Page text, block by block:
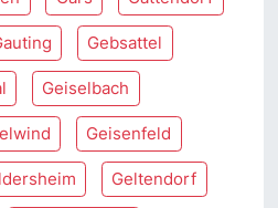
Gebsattel
Geiselbach
Geisenfeld
Geltendorf